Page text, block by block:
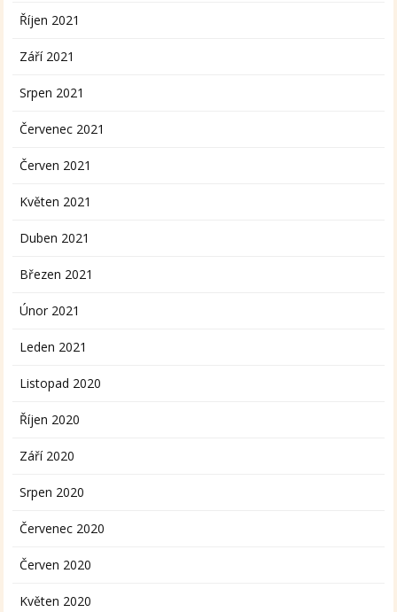
Říjen 2021
Září 2021
Srpen 2021
Červenec 2021
Červen 2021
Květen 2021
Duben 2021
Březen 2021
Únor 2021
Leden 2021
Listopad 2020
Říjen 2020
Září 2020
Srpen 2020
Červenec 2020
Červen 2020
Květen 2020